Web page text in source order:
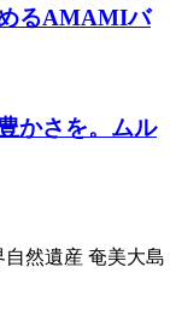
るAMAMIバ
かさを。ムル
然遺産 奄美大島